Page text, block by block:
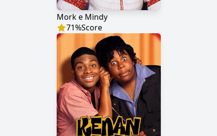
Mork e Mindy
71%Score